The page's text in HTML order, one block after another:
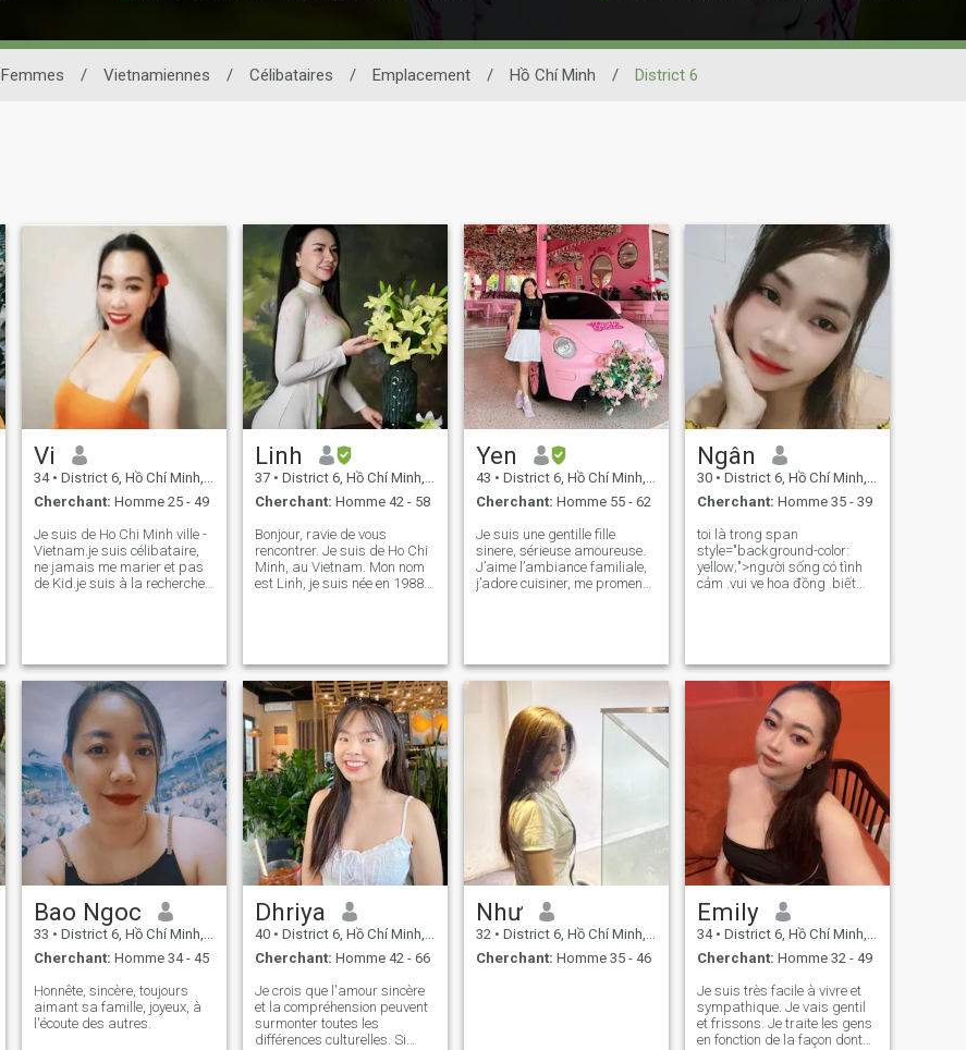
Femmes / Vietnamiennes / Célibataires / Emplacement / Hồ Chí Minh / District 6
Vi
34 • District 6, Hồ Chí Minh, Vietnam
Cherchant: Homme 25 - 49
Je suis de Ho Chi Minh ville -
Vietnam.je suis célibataire,
ne jamais me marier et pas
de Kid.je suis à la recherche
temps court ou amusante.
S'il vous plaît ne pas me
contacter si vous n'êtes pas
possible de rencontrer ou
pas prêt pour une relation
sérieuse. Pas de temps
d'attente entre eux. S'il vous
plaît! Respect !
Linh
37 • District 6, Hồ Chí Minh, Vietnam
Cherchant: Homme 42 - 58
Bonjour, ravie de vous
rencontrer. Je suis de Ho Chi
Minh, au Vietnam. Mon nom
est Linh, je suis née en 1988.
bien contrôler ses émotions,
une relation à long terme. Je
veux construire notre petite
famille avec de beaux
enfants. J'ai un cœur
chaleureux pour la famille et
je cherche quelqu'un qui
partage le même point de
vue sur la vie que moi. Je
suis sérieux, gentil et sincère,
je sais ce que je veux.
J'espère ne pas être dérangé
par des gens méchants.
Merci d'avoir pris le temps
Yen
43 • District 6, Hồ Chí Minh, Vietnam
Cherchant: Homme 55 - 62
Je suis une gentille fille
sinere, sérieuse amoureuse.
J’aime l’ambiance familiale,
j’adore cuisiner, me promener
cœur sincère avec mon
partenaire. Si vous aimez
cœur, alors envoyez-moi un
message, donnons-nous une
chance de devenir partie
intégrante l'un de l'autre à
l'avenir.
Ngân
30 • District 6, Hồ Chí Minh, Vietnam
Cherchant: Homme 35 - 39
toi là trong span
style="background-color:
yellow;">người sống có tình
cảm .vui ve hoa đồng .biết
thich đem tình cảm ra đùa
giỡn nhé .
Bao Ngoc
33 • District 6, Hồ Chí Minh, Vietnam
Cherchant: Homme 34 - 45
Honnête, sincère, toujours
aimant sa famille, joyeux, à
l'écoute des autres.
Dhriya
40 • District 6, Hồ Chí Minh, Vietnam
Cherchant: Homme 42 - 66
Je crois que l'amour sincère
et la compréhension peuvent
surmonter toutes les
différences culturelles. Si
Như
32 • District 6, Hồ Chí Minh, Vietnam
Cherchant: Homme 35 - 46
Emily
34 • District 6, Hồ Chí Minh, Vietnam
Cherchant: Homme 32 - 49
Je suis très facile à vivre et
sympathique. Je vais gentil
et frissons. Je traite les gens
en fonction de la façon dont